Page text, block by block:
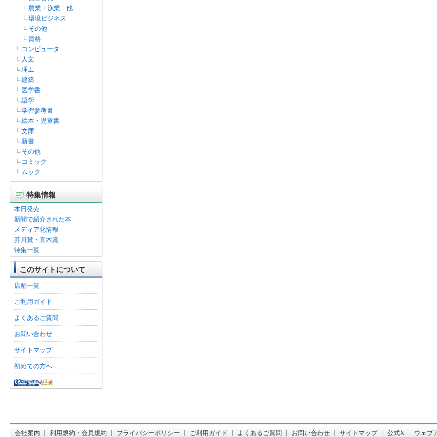
農業・漁業 他
環境ビジネス
その他
資格
コンピュータ
人文
理工
建築
医学書
語学
学習参考書
絵本・児童書
文庫
新書
その他
コミック
ムック
特集情報
本日発売
新聞で紹介された本
メディア化情報
芥川賞・直木賞
特集一覧
このサイトについて
店舗一覧
ご利用ガイド
よくあるご質問
お問い合わせ
サイトマップ
初めての方へ
会社案内 利用規約・会員規約 プライバシーポリシー ご利用ガイド よくあるご質問 お問い合わせ サイトマップ 公式X ウェブ